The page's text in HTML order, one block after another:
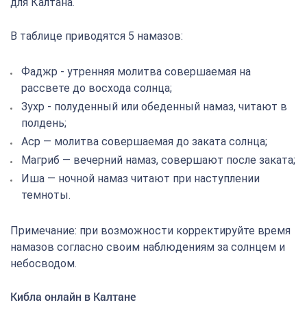
В таблице приводятся 5 намазов:
Фаджр - утренняя молитва совершаемая на
рассвете до восхода солнца;
Зухр - полуденный или обеденный намаз, читают в
полдень;
Аср — молитва совершаемая до заката солнца;
Магриб — вечерний намаз, совершают после заката;
Иша — ночной намаз читают при наступлении
темноты.
Примечание: при возможности корректируйте время
намазов согласно своим наблюдениям за солнцем и
небосводом.
Кибла онлайн в Калтане